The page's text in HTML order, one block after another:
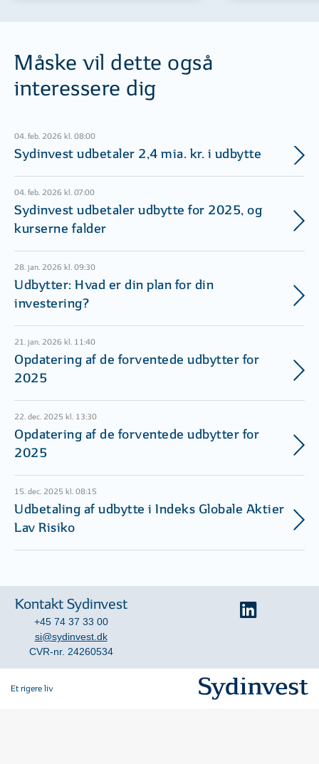
Måske vil dette også
interessere dig
04. feb. 2026 kl. 08:00
Sydinvest udbetaler 2,4 mia. kr. i udbytte
04. feb. 2026 kl. 07:00
Sydinvest udbetaler udbytte for 2025, og
kurserne falder
28. jan. 2026 kl. 09:30
Udbytter: Hvad er din plan for din
investering?
21. jan. 2026 kl. 11:40
Opdatering af de forventede udbytter for
2025
22. dec. 2025 kl. 13:30
Opdatering af de forventede udbytter for
2025
15. dec. 2025 kl. 08:15
Udbetaling af udbytte i Indeks Globale Aktier
Lav Risiko
Kontakt Sydinvest
+45 74 37 33 00
si@sydinvest.dk
CVR-nr. 24260534
Et rigere liv